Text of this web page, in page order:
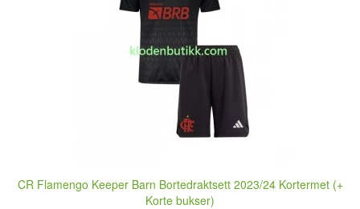
CR Flamengo Keeper Barn Bortedraktsett 2023/24 Kortermet (+
Korte bukser)